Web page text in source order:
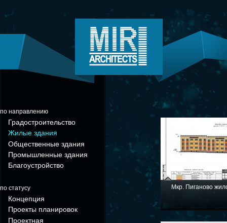
по направлению
Градостроительство
Жилые здания
Общественные здания
Промышленные здания
Благоустройство
по статусу
Концепция
Проекты планировок
Проектная
Мкр. Пиганово